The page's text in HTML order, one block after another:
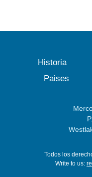
Historia
Paises
Todos los
Write to us: